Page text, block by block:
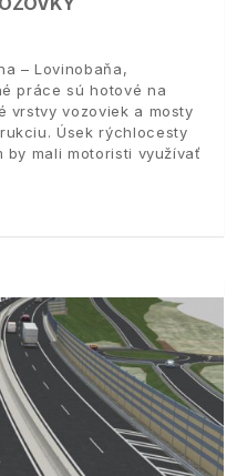
– Lovinobaňa,
práce sú hotové na
vrstvy vozoviek a mosty
Úsek rýchlocesty
by mali motoristi využívať